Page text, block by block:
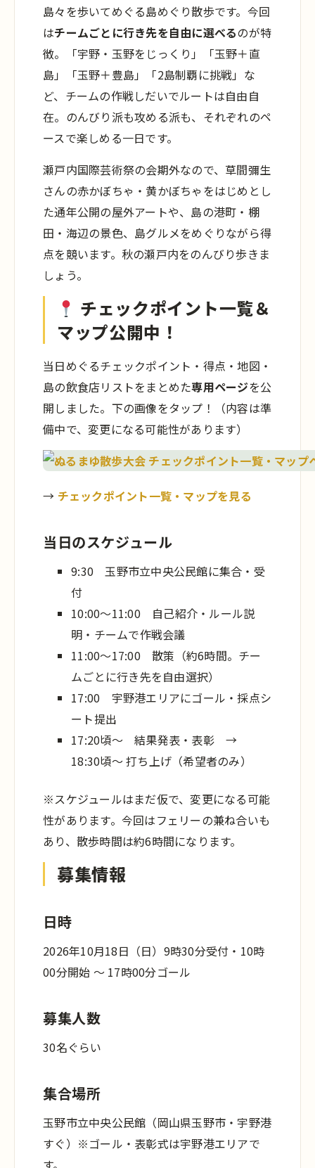
島々を歩いてめぐる島めぐり散歩です。今回
はチームごとに行き先を自由に選べるのが特
徴。「宇野・玉野をじっくり」「玉野＋直
島」「玉野＋豊島」「2島制覇に挑戦」な
ど、チームの作戦しだいでルートは自由自
在。のんびり派も攻める派も、それぞれのペ
ースで楽しめる一日です。
瀬戸内国際芸術祭の会期外なので、草間彌生
さんの赤かぼちゃ・黄かぼちゃをはじめとし
た通年公開の屋外アートや、島の港町・棚
田・海辺の景色、島グルメをめぐりながら得
点を競います。秋の瀬戸内をのんびり歩きま
しょう。
チェックポイント一覧＆
マップ公開中！
当日めぐるチェックポイント・得点・地図・
島の飲食店リストをまとめた専用ページを公
開しました。下の画像をタップ！（内容は準
備中で、変更になる可能性があります）
→ チェックポイント一覧・マップを見る
当日のスケジュール
9:30 玉野市立中央公民館に集合・受
付
10:00〜11:00 自己紹介・ルール説
明・チームで作戦会議
11:00〜17:00 散策（約6時間。チー
ムごとに行き先を自由選択）
17:00 宇野港エリアにゴール・採点シ
ート提出
17:20頃〜 結果発表・表彰 →
18:30頃〜 打ち上げ（希望者のみ）
※スケジュールはまだ仮で、変更になる可能
性があります。今回はフェリーの兼ね合いも
あり、散歩時間は約6時間になります。
募集情報
日時
2026年10月18日（日）9時30分受付・10時
00分開始 〜 17時00分ゴール
募集人数
30名ぐらい
集合場所
玉野市立中央公民館（岡山県玉野市・宇野港
すぐ） ※ゴール・表彰式は宇野港エリアで